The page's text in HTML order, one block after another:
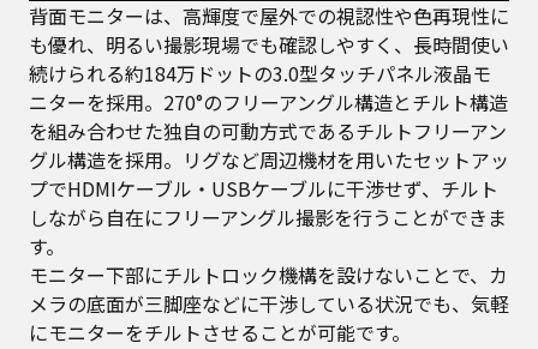
背面モニターは、高輝度で屋外での視認性や色再現性に
も優れ、明るい撮影現場でも確認しやすく、長時間使い
続けられる約184万ドットの3.0型タッチパネル液晶モ
ニターを採用。270°のフリーアングル構造とチルト構造
を組み合わせた独自の可動方式であるチルトフリーアン
グル構造を採用。リグなど周辺機材を用いたセットアッ
プでHDMIケーブル・USBケーブルに干渉せず、チルト
しながら自在にフリーアングル撮影を行うことができま
す。
モニター下部にチルトロック機構を設けないことで、カ
メラの底面が三脚座などに干渉している状況でも、気軽
にモニターをチルトさせることが可能です。